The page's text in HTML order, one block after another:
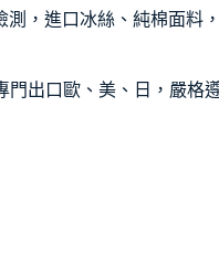
，進口冰絲、純棉面料
出口歐、美、日，嚴